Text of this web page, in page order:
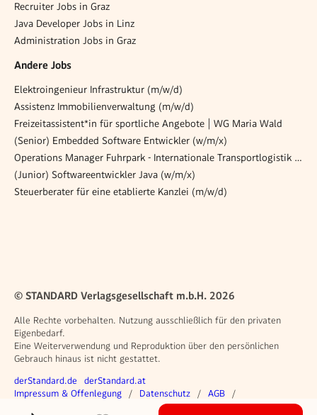
Recruiter Jobs in Graz
Java Developer Jobs in Linz
Administration Jobs in Graz
Andere Jobs
Elektroingenieur Infrastruktur (m/w/d)
Assistenz Immobilienverwaltung (m/w/d)
Freizeitassistent*in für sportliche Angebote | WG Maria Wald
(Senior) Embedded Software Entwickler (w/m/x)
Operations Manager Fuhrpark - Internationale Transportlogistik (m/w/d)
(Junior) Softwareentwickler Java (w/m/x)
Steuerberater für eine etablierte Kanzlei (m/w/d)
© STANDARD Verlagsgesellschaft m.b.H. 2026
Alle Rechte vorbehalten. Nutzung ausschließlich für den privaten
Eigenbedarf.
Eine Weiterverwendung und Reproduktion über den persönlichen
Gebrauch hinaus ist nicht gestattet.
Weitere Angebote
derStandard.de derStandard.at
Rechtliches
Impressum & Offenlegung Datenschutz
AGB